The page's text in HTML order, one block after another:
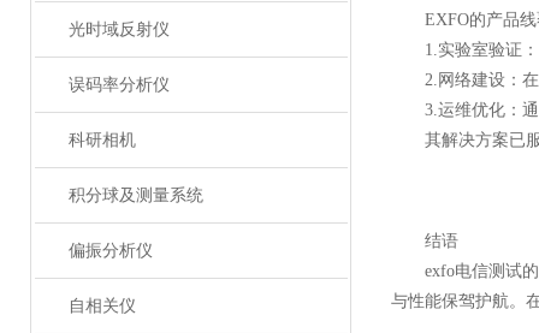
光时域反射仪
误码率分析仪
科研相机
积分球及测量系统
偏振分析仪
自相关仪
EXFO的产品线
1.实验室验证：
2.网络建设：在
3.运维优化：通
其解决方案已服
结语
exfo电信测试的
与性能保驾护航。